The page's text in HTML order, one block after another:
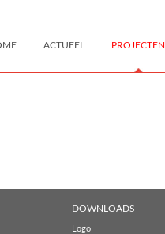
ACTUEEL PROJECTEN
DOWNLOADS
Logo